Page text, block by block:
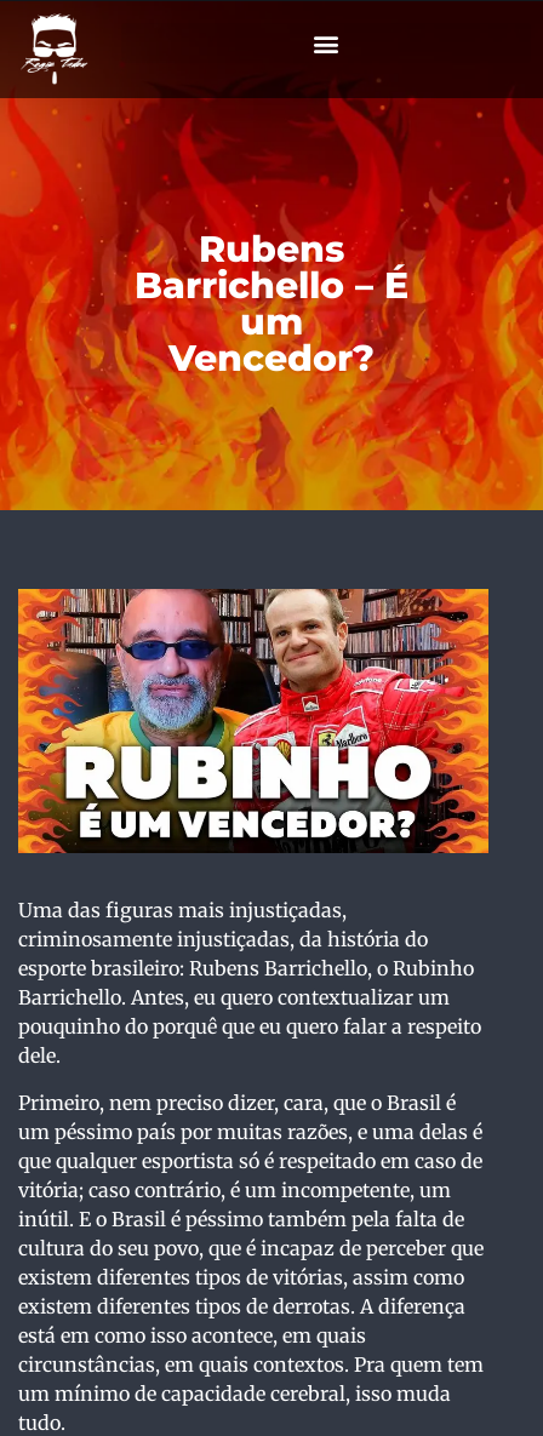
Rubens
Barrichello – É
um
Vencedor?
Uma das figuras mais injustiçadas,
criminosamente injustiçadas, da história do
esporte brasileiro: Rubens Barrichello, o Rubinho
Barrichello. Antes, eu quero contextualizar um
pouquinho do porquê que eu quero falar a respeito
dele.
Primeiro, nem preciso dizer, cara, que o Brasil é
um péssimo país por muitas razões, e uma delas é
que qualquer esportista só é respeitado em caso de
vitória; caso contrário, é um incompetente, um
inútil. E o Brasil é péssimo também pela falta de
cultura do seu povo, que é incapaz de perceber que
existem diferentes tipos de vitórias, assim como
existem diferentes tipos de derrotas. A diferença
está em como isso acontece, em quais
circunstâncias, em quais contextos. Pra quem tem
um mínimo de capacidade cerebral, isso muda
tudo.